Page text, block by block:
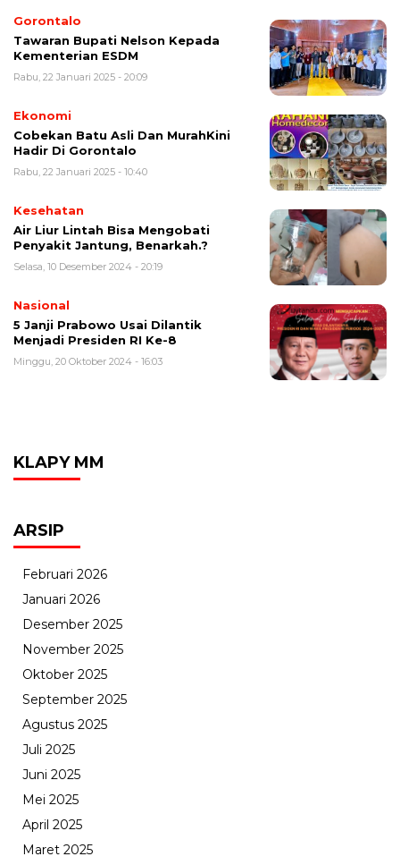
Gorontalo
Tawaran Bupati Nelson Kepada
Kementerian ESDM
Rabu, 22 Januari 2025 - 20:09
Ekonomi
Cobekan Batu Asli Dan MurahKini
Hadir Di Gorontalo
Rabu, 22 Januari 2025 - 10:40
Kesehatan
Air Liur Lintah Bisa Mengobati
Penyakit Jantung, Benarkah.?
Selasa, 10 Desember 2024 - 20:19
Nasional
5 Janji Prabowo Usai Dilantik
Menjadi Presiden RI Ke-8
Minggu, 20 Oktober 2024 - 16:03
KLAPY MM
ARSIP
Februari 2026
Januari 2026
Desember 2025
November 2025
Oktober 2025
September 2025
Agustus 2025
Juli 2025
Juni 2025
Mei 2025
April 2025
Maret 2025